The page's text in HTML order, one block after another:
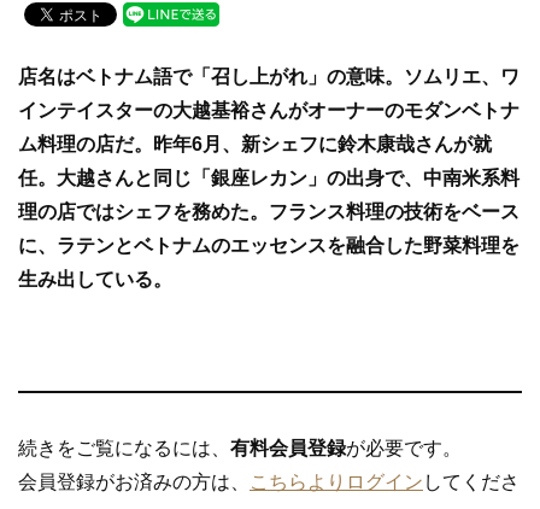
c
e
b
o
o
k
tt
er
e
店名はベトナム語で「召し上がれ」の意味。ソムリエ、ワ
インテイスターの大越基裕さんがオーナーのモダンベトナ
ム料理の店だ。昨年6月、新シェフに鈴木康哉さんが就
任。大越さんと同じ「銀座レカン」の出身で、中南米系料
理の店ではシェフを務めた。フランス料理の技術をベース
に、ラテンとベトナムのエッセンスを融合した野菜料理を
生み出している。
続きをご覧になるには、 有料会員登録が必要です。
会員登録がお済みの方は、
こちらよりログイン してくださ